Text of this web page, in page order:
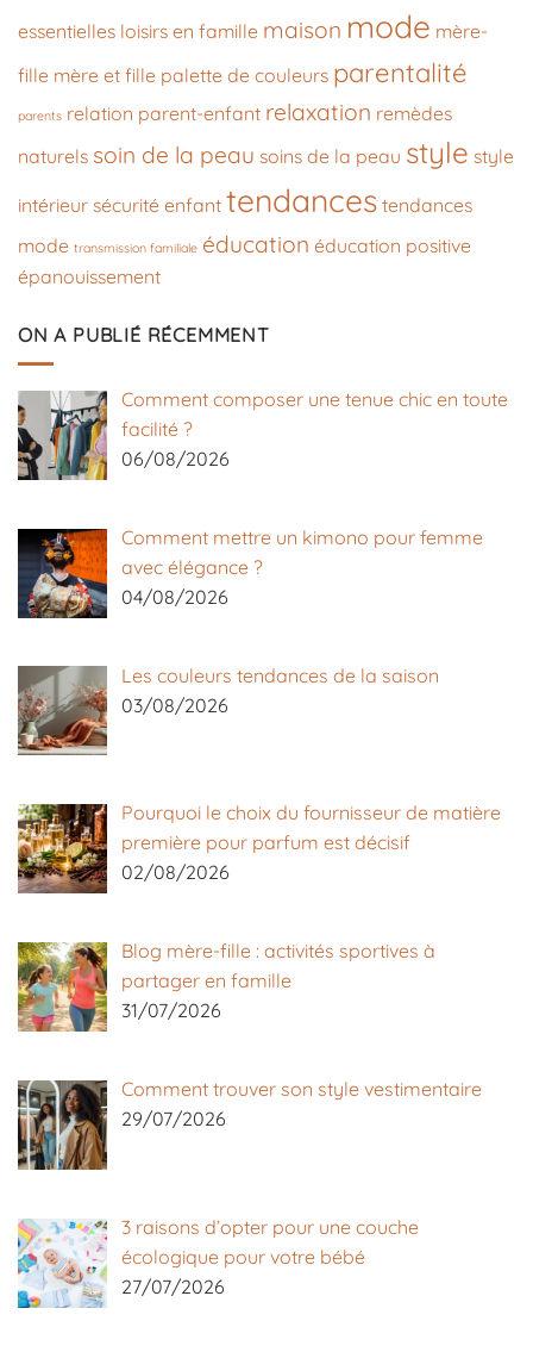
essentielles loisirs en famille maison mode mère-
fille mère et fille palette de couleurs parentalité
parents relation parent-enfant relaxation remèdes
naturels soin de la peau soins de la peau style style
intérieur sécurité enfant tendances tendances
mode transmission familiale éducation éducation positive
épanouissement
ON A PUBLIÉ RÉCEMMENT
Comment composer une tenue chic en toute
facilité ?
06/08/2026
Comment mettre un kimono pour femme
avec élégance ?
04/08/2026
Les couleurs tendances de la saison
03/08/2026
Pourquoi le choix du fournisseur de matière
première pour parfum est décisif
02/08/2026
Blog mère-fille : activités sportives à
partager en famille
31/07/2026
Comment trouver son style vestimentaire
29/07/2026
3 raisons d’opter pour une couche
écologique pour votre bébé
27/07/2026